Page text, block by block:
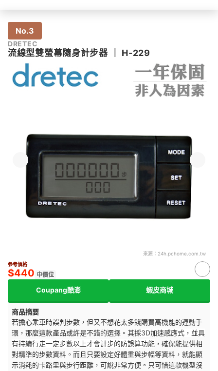
No.3
DRETEC
流線型雙螢幕隨身計步器 H-229
來源： 24h.pchome.com.tw
參考價格
$440 中價位
Coupang酷澎 蝦皮商城
商品摘要
若擔心乘車時誤判步數，但又不想花太多錢購買高機能的運動手
環，那麼這款產品或許是不錯的選擇。其採3D加速感應式，並具
有持續行走一定步數以上才會計步的防誤算功能 ，確保能提供相
對精準的步數資料。而且只要設定好體重與步幅等資料，就能顯
示消耗的卡路里與步行距離，可說非常方便。只可惜這款機型沒